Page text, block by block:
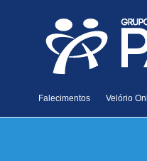
Falecimentos Velório